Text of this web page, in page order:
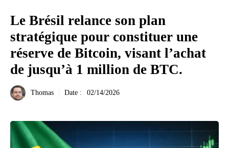
Le Brésil relance son plan
stratégique pour constituer une
réserve de Bitcoin, visant l’achat
de jusqu’à 1 million de BTC.
Thomas Date : 02/14/2026